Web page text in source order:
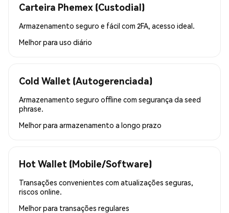
Carteira Phemex (Custodial)
Armazenamento seguro e fácil com 2FA, acesso ideal.
Melhor para uso diário
Cold Wallet (Autogerenciada)
Armazenamento seguro offline com segurança da seed
phrase.
Melhor para armazenamento a longo prazo
Hot Wallet (Mobile/Software)
Transações convenientes com atualizações seguras,
riscos online.
Melhor para transações regulares